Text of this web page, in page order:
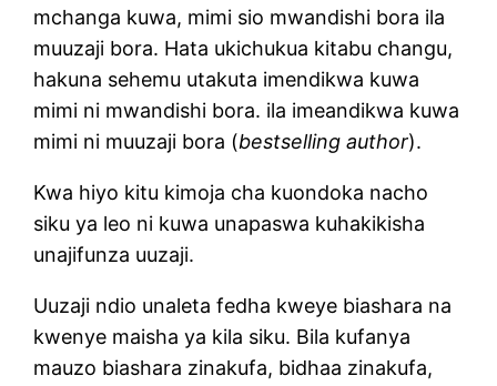
mchanga kuwa, mimi sio mwandishi bora ila
muuzaji bora. Hata ukichukua kitabu changu,
hakuna sehemu utakuta imendikwa kuwa
mimi ni mwandishi bora. ila imeandikwa kuwa
mimi ni muuzaji bora (bestselling author).
Kwa hiyo kitu kimoja cha kuondoka nacho
siku ya leo ni kuwa unapaswa kuhakikisha
unajifunza uuzaji.
Uuzaji ndio unaleta fedha kweye biashara na
kwenye maisha ya kila siku. Bila kufanya
mauzo biashara zinakufa, bidhaa zinakufa,